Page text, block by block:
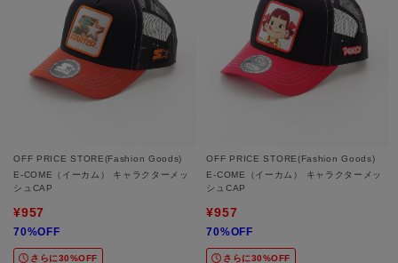
OFF PRICE STORE(Fashion Goods)
E-COME（イーカム） キャラクターメッ
シュCAP
¥957
70%OFF
さらに30%OFF
OFF PRICE STORE(Fashion Goods)
E-COME（イーカム） キャラクターメッ
シュCAP
¥957
70%OFF
さらに30%OFF